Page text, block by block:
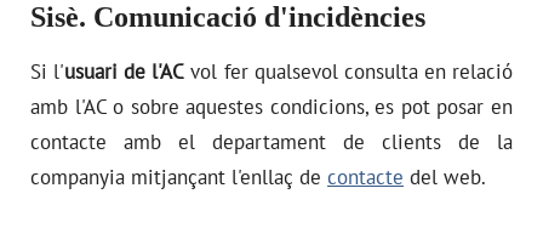
Sisè. Comunicació d'incidències
Si l'usuari de l'AC vol fer qualsevol consulta en relació
amb l'AC o sobre aquestes condicions, es pot posar en
contacte amb el departament de clients de la
companyia mitjançant l'enllaç de contacte del web.